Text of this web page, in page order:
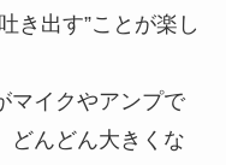
き出す”ことが楽し
マイクやアンプで
どんどん大きくな